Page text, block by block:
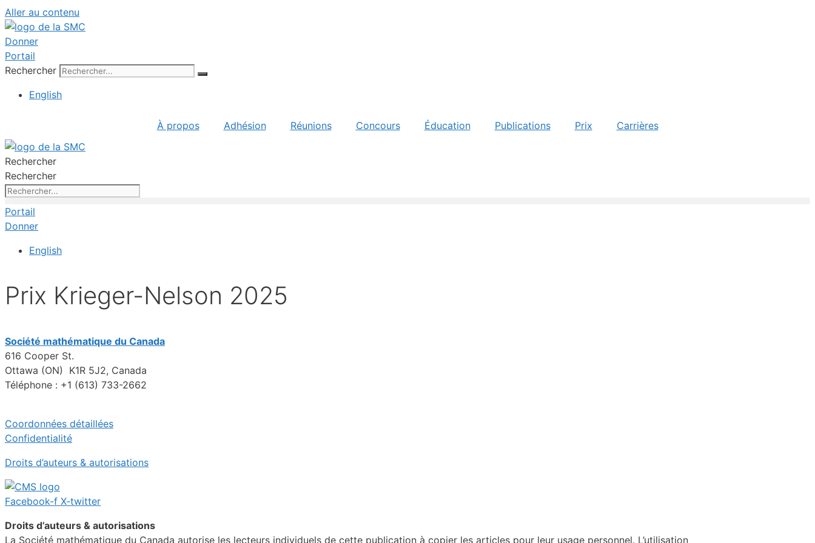
Aller au contenu
Donner
Portail
Rechercher
English
À propos Adhésion Réunions Concours Éducation Publications Prix Carrières
Rechercher
Rechercher
Portail
Donner
English
Prix Krieger-Nelson 2025
Société mathématique du Canada
616 Cooper St.
Ottawa (ON) K1R 5J2, Canada
Téléphone : +1 (613) 733-2662
Coordonnées détaillées
Confidentialité
Droits d’auteurs & autorisations
Facebook-f X-twitter
Droits d’auteurs & autorisations
La Société mathématique du Canada autorise les lecteurs individuels de cette publication à copier les articles pour leur usage personnel. L’utilisation